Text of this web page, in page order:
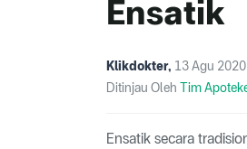
Ensatik
Klikdokter, 13 Agu 2020
Ditinjau Oleh Tim
Ensatik secara